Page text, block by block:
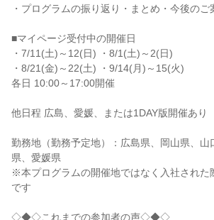
・プログラムの振り返り・まとめ・今後のご
■マイページ受付中の開催日
・7/11(土)～12(日) ・8/1(土)～2(日)
・8/21(金)～22(土) ・9/14(月)～15(火)
各日 10:00～17:00開催
他日程 広島、愛媛、または1DAY版開催あり
勤務地（勤務予定地）：広島県、岡山県、山
県、愛媛県
※本プログラムの開催地ではなく入社された
です
◇◆◇これまでの参加者の声◇◆◇